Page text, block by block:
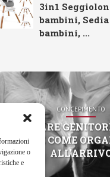
o
e
3in1
bambini,
bambini, ...
CONCEPIMENTO
DIVENTARE
COSTA E COME